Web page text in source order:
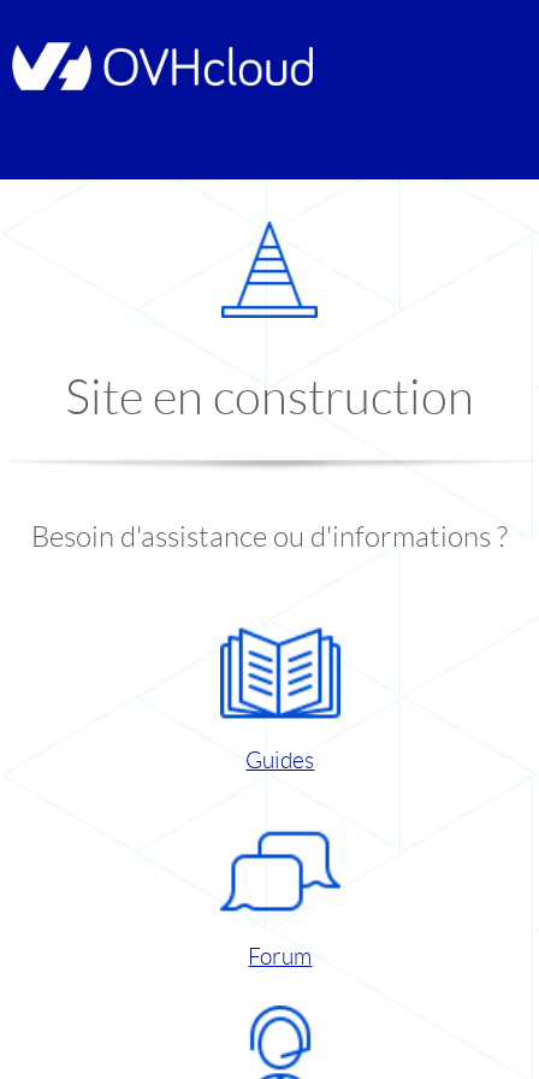
Site en construction
Besoin d'assistance ou d'informations ?
Guides
Forum